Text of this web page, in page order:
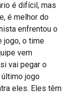
é difícil, mas
é melhor do
enfrentou o
jogo, o time
vem
vai pegar o
jogo
eles. Eles têm